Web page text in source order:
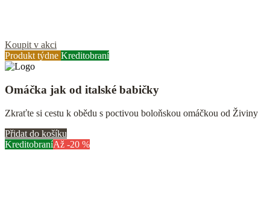
Koupit v akci
Produkt týdne Kreditobraní
Omáčka jak od italské babičky
Zkraťte si cestu k obědu s poctivou boloňskou omáčkou od Živiny
Přidat do košíku
KreditobraníAž -20 %